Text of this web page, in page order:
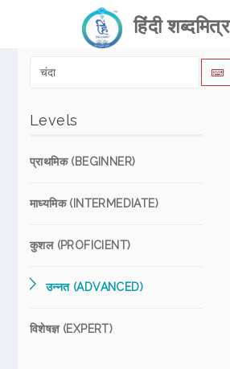
हिंदी शब्दमित्र
Levels
प्राथमिक (BEGINNER)
माध्यमिक (INTERMEDIATE)
कुशल (PROFICIENT)
उन्नत (ADVANCED)
विशेषज्ञ (EXPERT)